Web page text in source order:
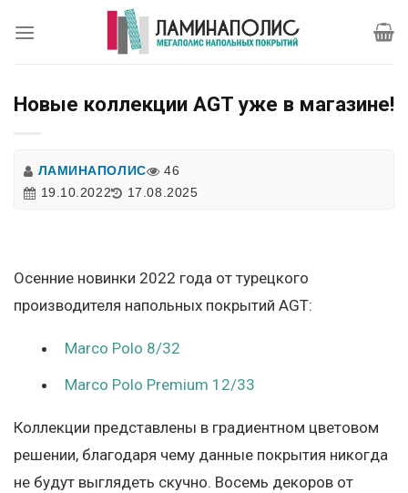
Новые коллекции AGT уже в магазине!
ЛАМИНАПОЛИС
46
19.10.2022
17.08.2025
Осенние новинки 2022 года от турецкого
производителя напольных покрытий AGT:
Marco Polo 8/32
Marco Polo Premium 12/33
Коллекции представлены в градиентном цветовом
решении, благодаря чему данные покрытия никогда
не будут выглядеть скучно. Восемь декоров от